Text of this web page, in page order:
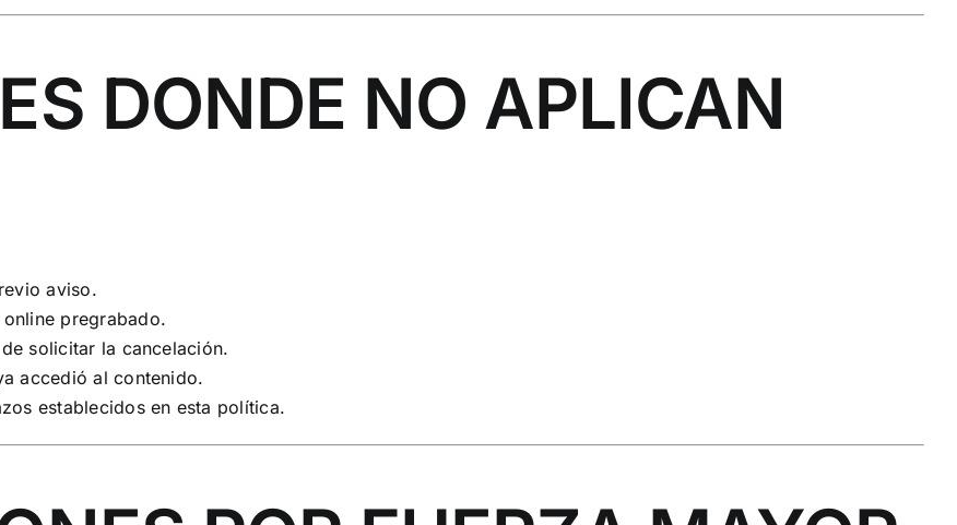
DONDE NO APLICAN
aviso.
pregrabado.
solicitar la cancelación.
accedió al contenido.
establecidos en esta política.